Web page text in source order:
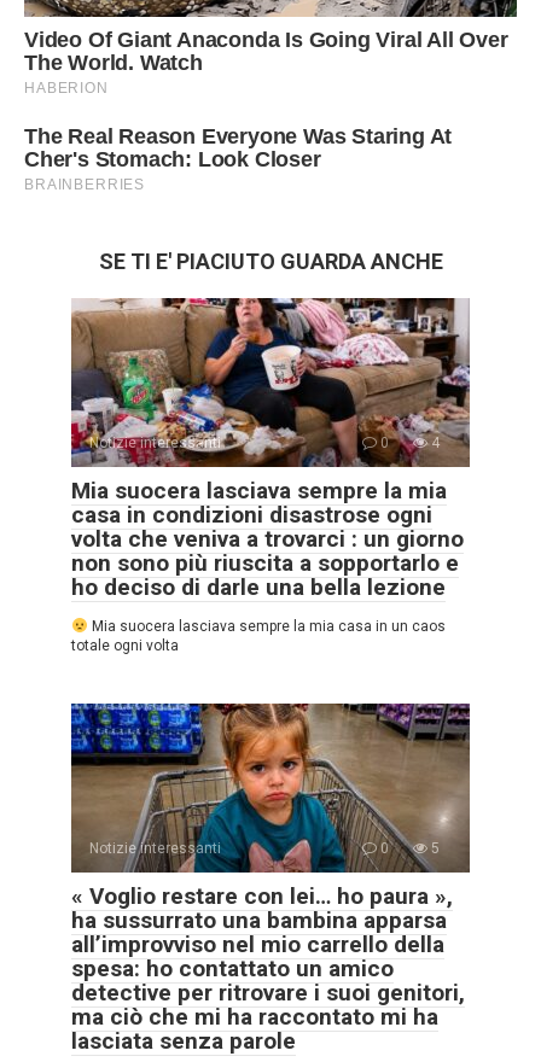
SE TI E' PIACIUTO GUARDA ANCHE
Notizie interessanti 0 4
Mia suocera lasciava sempre la mia
casa in condizioni disastrose ogni
volta che veniva a trovarci : un giorno
non sono più riuscita a sopportarlo e
ho deciso di darle una bella lezione
Mia suocera lasciava sempre la mia casa in un caos
totale ogni volta
Notizie interessanti 0 5
« Voglio restare con lei… ho paura »,
ha sussurrato una bambina apparsa
all’improvviso nel mio carrello della
spesa: ho contattato un amico
detective per ritrovare i suoi genitori,
ma ciò che mi ha raccontato mi ha
lasciata senza parole